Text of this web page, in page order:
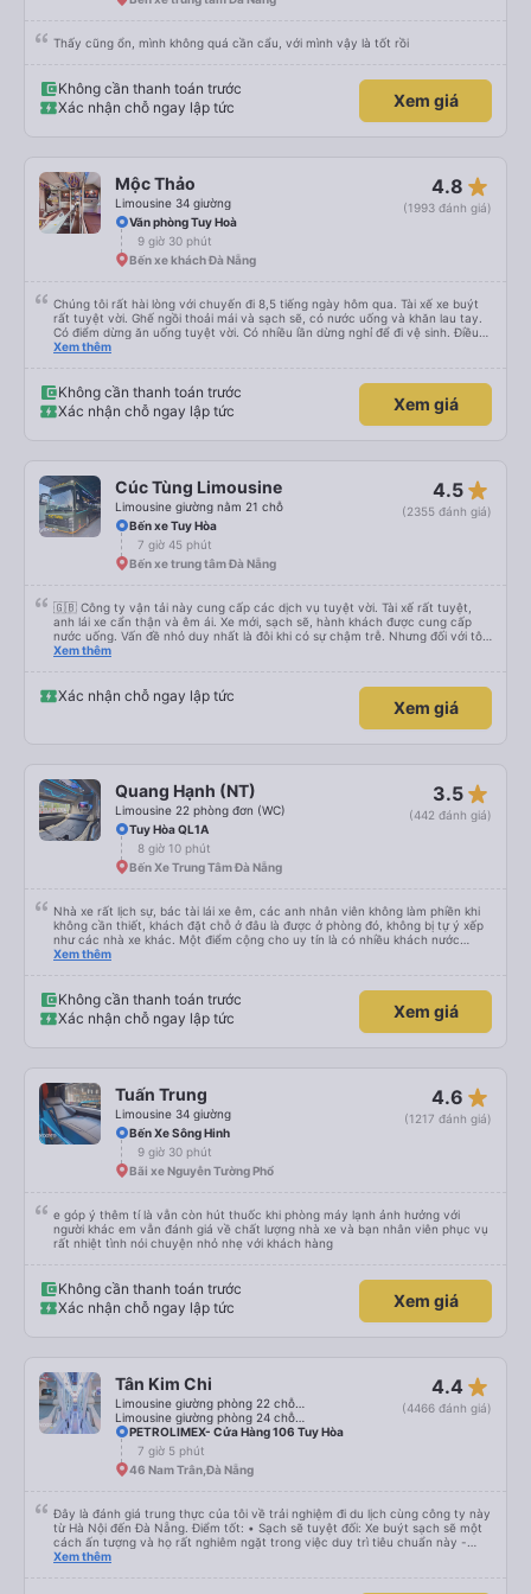
Thấy cũng ổn, mình không quá cần cẩu, với mình vậy là tốt rồi
Không cần thanh toán trước
Xác nhận chỗ ngay lập tức
Xem giá
Mộc Thảo
Limousine 34 giường
4.8 star_rate
(1993 đánh giá)
Văn phòng Tuy Hoà
9 giờ 30 phút
Bến xe khách Đà Nẵng
Chúng tôi rất hài lòng với chuyến đi 8,5 tiếng ngày hôm qua. Tài xế xe buýt
rất tuyệt vời. Ghế ngồi thoải mái và sạch sẽ, có nước uống và khăn lau tay.
Có điểm dừng ăn uống tuyệt vời. Có nhiều lần dừng nghỉ để đi vệ sinh. Điều
duy nhất tôi muốn đề xuất để cải thiện là cho phép thanh toán bằng thẻ
Xem thêm
Không cần thanh toán trước
Xác nhận chỗ ngay lập tức
Xem giá
Cúc Tùng Limousine
Limousine giường nằm 21 chỗ
4.5 star_rate
(2355 đánh giá)
Bến xe Tuy Hòa
7 giờ 45 phút
Bến xe trung tâm Đà Nẵng
🇬🇧 Công ty vận tải này cung cấp các dịch vụ tuyệt vời. Tài xế rất tuyệt,
anh lái xe cẩn thận và êm ái. Xe mới, sạch sẽ, hành khách được cung cấp
nước uống. Vấn đề nhỏ duy nhất là đôi khi có sự chậm trễ. Nhưng đối với tôi,
sự thoải mái và an toàn là ưu tiên hàng đầu. Là một hướng dẫn viên thường
tôi lại không biết lái xe. Xe mới, sạch sẽ và phục vụ nước miễn phí. Điểm duy
nhất cần lưu ý là đôi khi có thời gian chờ đợi khởi động hơi lâu. Tuy nhiên, yếu
tố quan trọng nhất đối với tôi vẫn là sự an toàn và thoải mái. Là người hướng
được cung cấp nước đóng chai miễn phí. Nhược điểm nhỏ duy nhất là đôi khi
có thể xảy ra chậm trễ trước khi khởi hành. Tuy nhiên, sự an toàn và thoải
mái là điều quan trọng nhất đối với tôi. Là một hướng dẫn viên du lịch
chuyên nghiệp thường xuyên sử dụng dịch vụ vận chuyển, tôi hoàn toàn
khuyên dùng dịch vụ này!
Xem thêm
Xác nhận chỗ ngay lập tức
Xem giá
Quang Hạnh (NT)
Limousine 22 phòng đơn (WC)
3.5 star_rate
(442 đánh giá)
Tuy Hòa QL1A
8 giờ 10 phút
Bến Xe Trung Tâm Đà Nẵng
Nhà xe rất lịch sự, bác tài lái xe êm, các anh nhân viên không làm phiền khi
không cần thiết, khách đặt chỗ ở đâu là được ở phòng đó, không bị tự ý xếp
như các nhà xe khác. Một điểm cộng cho uy tín là có nhiều khách nước
Xem thêm
Không cần thanh toán trước
Xác nhận chỗ ngay lập tức
Xem giá
Tuấn Trung
Limousine 34 giường
4.6 star_rate
(1217 đánh giá)
Bến Xe Sông Hinh
9 giờ 30 phút
Bãi xe Nguyễn Tường Phổ
e góp ý thêm tí là vẫn còn hút thuốc khi phòng máy lạnh ảnh hưởng với
người khác em vẫn đánh giá về chất lượng nhà xe và bạn nhân viên phục vụ
rất nhiệt tình nói chuyện nhỏ nhẹ với khách hàng
Không cần thanh toán trước
Xác nhận chỗ ngay lập tức
Xem giá
Tân Kim Chi 4.4 star_rate
(4466 đánh giá)
PETROLIMEX- Cửa Hàng 106 Tuy Hòa
7 giờ 5 phút
46 Nam Trân,Đà Nẵng
Đây là đánh giá trung thực của tôi về trải nghiệm đi du lịch cùng công ty này
từ Hà Nội đến Đà Nẵng. Điểm tốt: • Sạch sẽ tuyệt đối: Xe buýt sạch sẽ một
cách ấn tượng và họ rất nghiêm ngặt trong việc duy trì tiêu chuẩn này -
không được phép ăn trên xe. Đây là lần đầu tiên tôi thấy sự chú trọng đến
Xem thêm